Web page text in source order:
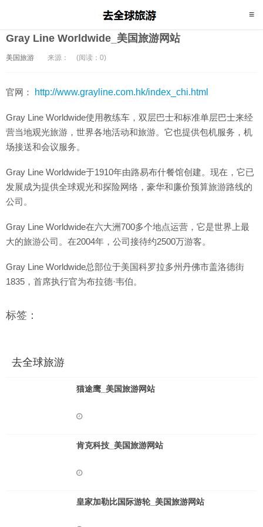
Gray Line Worldwide_美国旅游网站
美国旅游 来源： (阅读：0)
官网： http://www.grayline.com.hk/index_chi.html
Gray Line Worldwide使用教练车，双层巴士和标准单层巴士来经
营当地观光旅游，世界各地活动和旅游。它也提供包机服务，机
场接送和会议服务。
Gray Line Worldwide于1910年由路易布什餐馆创建。现在，它已
发展成为提供全球观光和探险网络，豪华和廉价预算旅游路线的
公司。
Gray Line Worldwide在六大洲700多个地点运营，它是世界上最
大的旅游公司。在2004年，公司接待约2500万游客。
Gray Line Worldwide总部位于美国科罗拉多州丹佛市盖洛德街
1835，首席执行官为布拉德·韦伯。
标签：
去全球旅游
猫途鹰_美国旅游网站
肯克科技_美国旅游网站
皇家加勒比国际游轮_美国旅游网站